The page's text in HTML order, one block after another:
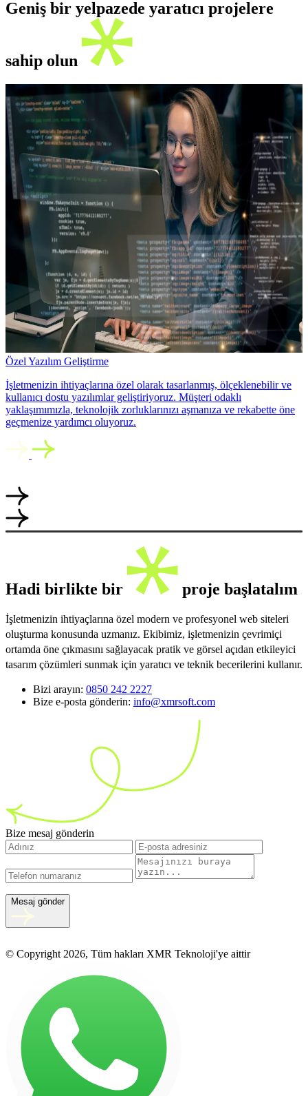
Geniş bir yelpazede yaratıcı projelere
sahip olun
Özel Yazılım Geliştirme
İşletmenizin ihtiyaçlarına özel olarak tasarlanmış, ölçeklenebilir ve
kullanıcı dostu yazılımlar geliştiriyoruz. Müşteri odaklı
yaklaşımımızla, teknolojik zorluklarınızı aşmanıza ve rekabette öne
geçmenize yardımcı oluyoruz.
Hadi birlikte bir proje başlatalım
İşletmenizin ihtiyaçlarına özel modern ve profesyonel web siteleri
oluşturma konusunda uzmanız. Ekibimiz, işletmenizin çevrimiçi
ortamda öne çıkmasını sağlayacak pratik ve görsel açıdan etkileyici
tasarım çözümleri sunmak için yaratıcı ve teknik becerilerini kullanır.
Bizi arayın: 0850 242 2227
Bize e-posta gönderin: info@xmrsoft.com
Bize mesaj gönderin
Mesaj gönder
© Copyright 2026, Tüm hakları XMR Teknoloji'ye aittir